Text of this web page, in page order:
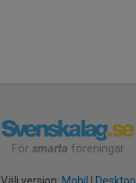
För smarta föreningar